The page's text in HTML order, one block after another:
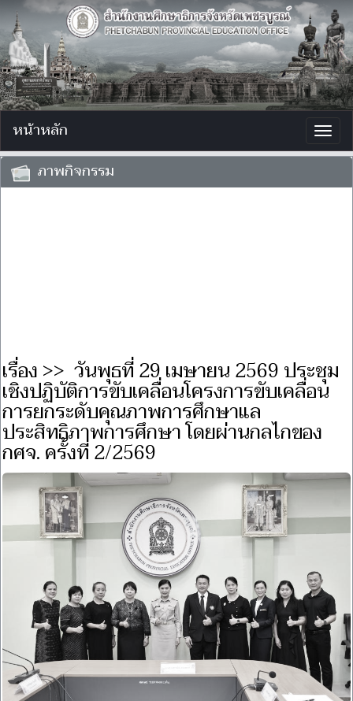
หน้าหลัก
ภาพกิจกรรม
เรื่อง >> วันพุธที่ 29 เมษายน 2569 ประชุม
เชิงปฏิบัติการขับเคลื่อนโครงการขับเคลื่อน
การยกระดับคุณภาพการศึกษาแล
ประสิทธิภาพการศึกษา โดยผ่านกลไกของ
กศจ. ครั้งที่ 2/2569